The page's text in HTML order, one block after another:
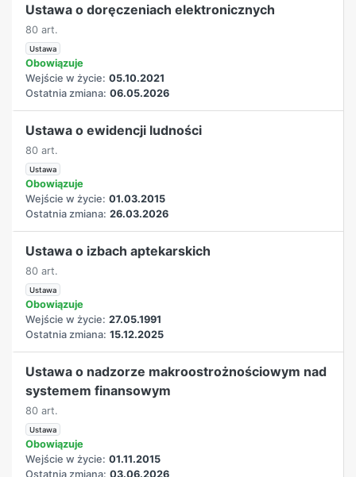
Ustawa o doręczeniach elektronicznych
80 art.
Ustawa
Obowiązuje
Wejście w życie: 05.10.2021
Ostatnia zmiana: 06.05.2026
Ustawa o ewidencji ludności
80 art.
Ustawa
Obowiązuje
Wejście w życie: 01.03.2015
Ostatnia zmiana: 26.03.2026
Ustawa o izbach aptekarskich
80 art.
Ustawa
Obowiązuje
Wejście w życie: 27.05.1991
Ostatnia zmiana: 15.12.2025
Ustawa o nadzorze makroostrożnościowym nad
systemem finansowym
80 art.
Ustawa
Obowiązuje
Wejście w życie: 01.11.2015
Ostatnia zmiana: 03.06.2026